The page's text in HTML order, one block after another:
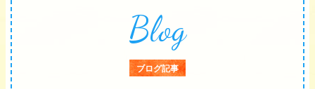
Blog
ブログ記事